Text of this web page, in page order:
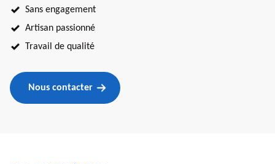
Sans engagement
Artisan passionné
Travail de qualité
Nous contacter